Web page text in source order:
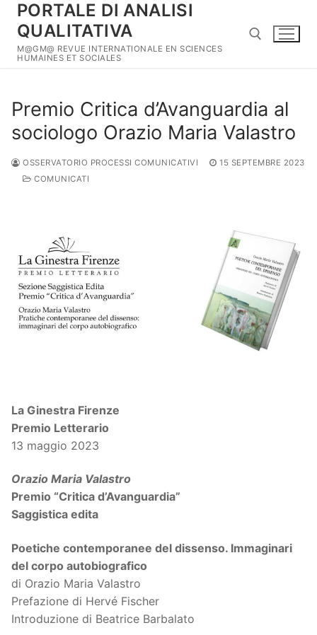
Aller
contenu
PORTALE DI ANALISI
QUALITATIVA
M@GM@ REVUE INTERNATIONALE EN SCIENCES
HUMAINES ET SOCIALES
Premio Critica d’Avanguardia al
sociologo Orazio Maria Valastro
OSSERVATORIO PROCESSI COMUNICATIVI
15 SEPTEMBRE 2023
COMUNICATI
La Ginestra Firenze
Premio Letterario
13 maggio 2023
Orazio Maria Valastro
Premio “Critica d’Avanguardia”
Saggistica edita
Poetiche contemporanee del dissenso. Immaginari
del corpo autobiografico
di Orazio Maria Valastro
Prefazione di Hervé Fischer
Introduzione di Beatrice Barbalato